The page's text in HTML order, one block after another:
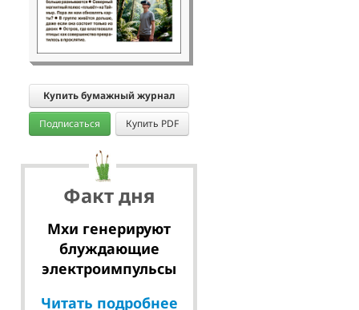
Купить бумажный журнал
Подписаться Купить PDF
Факт дня
Мхи генерируют
блуждающие
электроимпульсы
Читать подробнее